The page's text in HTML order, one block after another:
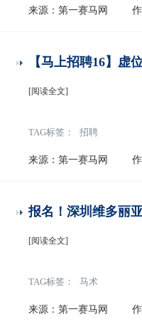
来源：第一赛马网
【马上招聘16】虚
[阅读全文]
TAG标签： 招聘
来源：第一赛马网
报名！深圳维多丽
[阅读全文]
TAG标签： 马术
来源：第一赛马网